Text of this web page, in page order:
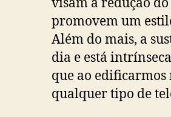
promovem um
Além do mais, a
dia e está
que ao edificarmos
qualquer tipo de